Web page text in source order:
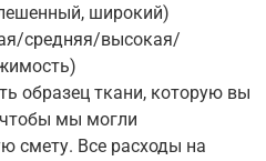
широкий)
средняя/высокая/
образец ткани, которую вы
чтобы мы могли
смету. Все расходы на